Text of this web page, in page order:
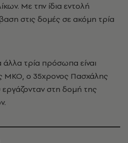
Με την ίδια εντολή
στις δομές σε ακόμη τρία
τρία πρόσωπα είναι
ΜΚΟ, ο 35χρονος Πασχάλης
στη δομή της